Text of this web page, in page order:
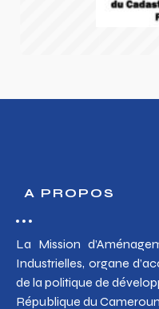
A PROPOS
La Mission
Industrielles, organe
de la politique de
République du Cameroun